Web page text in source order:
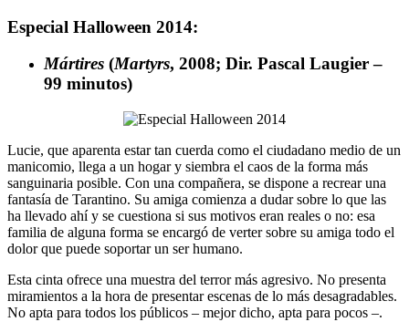
Especial Halloween 2014:
Mártires (Martyrs, 2008; Dir. Pascal Laugier –
99 minutos)
Lucie, que aparenta estar tan cuerda como el ciudadano medio de un
manicomio, llega a un hogar y siembra el caos de la forma más
sanguinaria posible. Con una compañera, se dispone a recrear una
fantasía de Tarantino. Su amiga comienza a dudar sobre lo que las
ha llevado ahí y se cuestiona si sus motivos eran reales o no: esa
familia de alguna forma se encargó de verter sobre su amiga todo el
dolor que puede soportar un ser humano.
Esta cinta ofrece una muestra del terror más agresivo. No presenta
miramientos a la hora de presentar escenas de lo más desagradables.
No apta para todos los públicos – mejor dicho, apta para pocos –.